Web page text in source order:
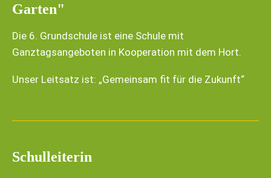
Garten"
Die 6. Grundschule ist eine Schule mit
Ganztagsangeboten in Kooperation mit dem Hort.
Unser Leitsatz ist: „Gemeinsam fit für die Zukunft“
Schulleiterin